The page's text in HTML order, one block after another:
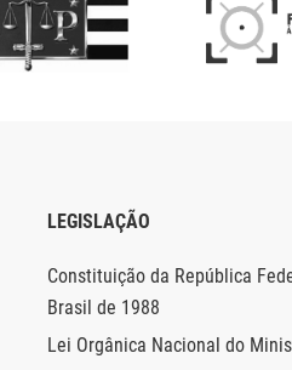
LEGISLAÇÃO
Constituição da República
Brasil de 1988
Lei Orgânica Nacional do